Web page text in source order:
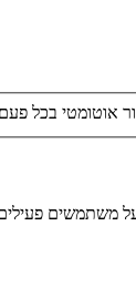
אוטומטי בכל